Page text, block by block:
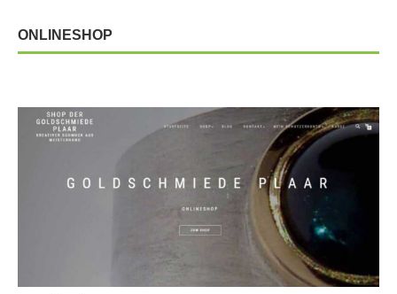
ONLINESHOP